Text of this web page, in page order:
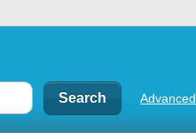
Advanced